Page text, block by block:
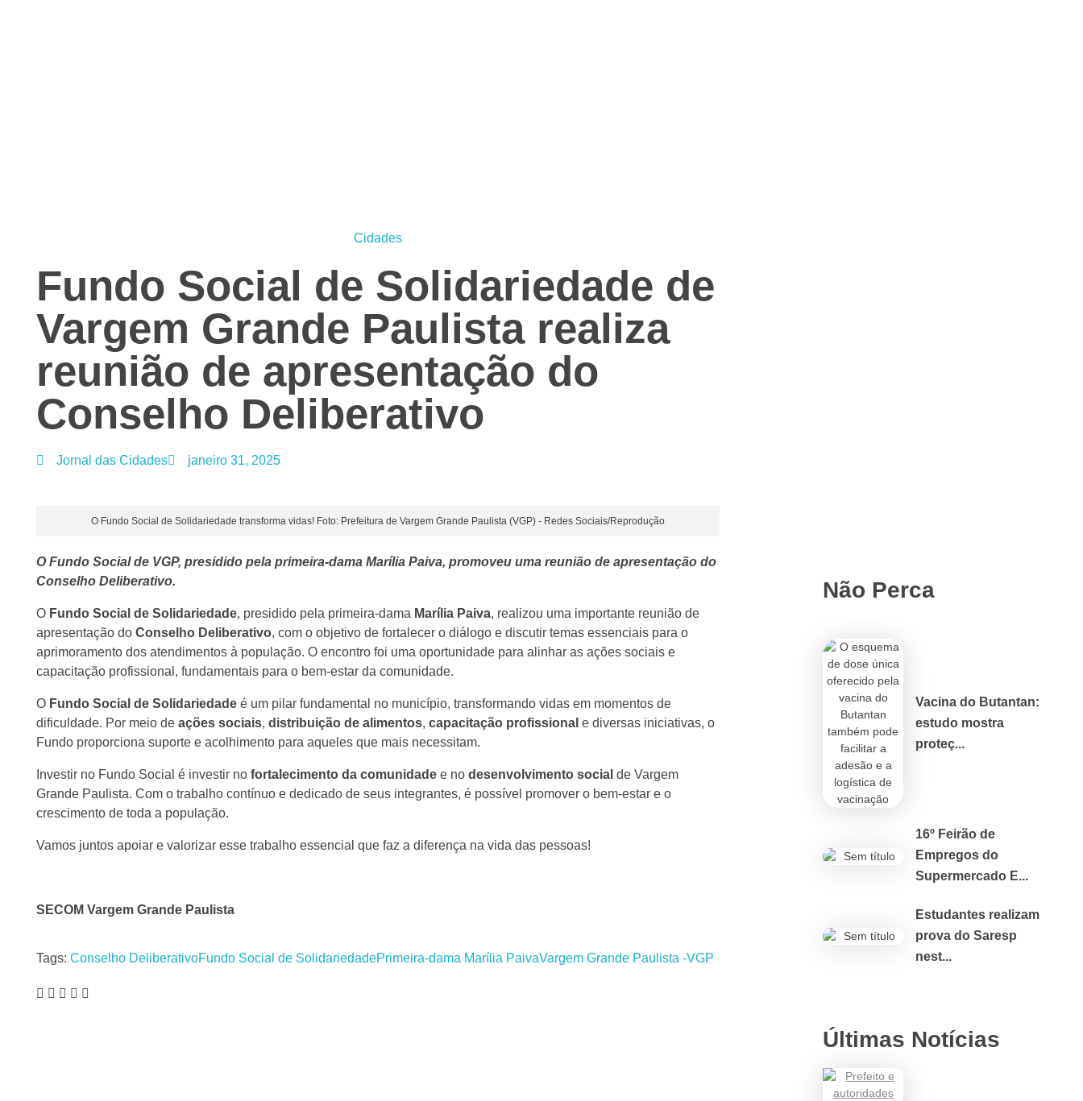
Cidades
Fundo Social de Solidariedade de
Vargem Grande Paulista realiza
reunião de apresentação do
Conselho Deliberativo
Jornal das Cidades janeiro 31, 2025
O Fundo Social de Solidariedade transforma vidas! Foto: Prefeitura de Vargem Grande Paulista (VGP) - Redes Sociais/Reprodução
O Fundo Social de VGP, presidido pela primeira-dama Marília Paiva, promoveu uma reunião de apresentação do
Conselho Deliberativo.
O Fundo Social de Solidariedade, presidido pela primeira-dama Marília Paiva, realizou uma importante reunião de
apresentação do Conselho Deliberativo, com o objetivo de fortalecer o diálogo e discutir temas essenciais para o
aprimoramento dos atendimentos à população. O encontro foi uma oportunidade para alinhar as ações sociais e
capacitação profissional, fundamentais para o bem-estar da comunidade.
O Fundo Social de Solidariedade é um pilar fundamental no município, transformando vidas em momentos de
dificuldade. Por meio de ações sociais, distribuição de alimentos, capacitação profissional e diversas iniciativas, o
Fundo proporciona suporte e acolhimento para aqueles que mais necessitam.
Investir no Fundo Social é investir no fortalecimento da comunidade e no desenvolvimento social de Vargem
Grande Paulista. Com o trabalho contínuo e dedicado de seus integrantes, é possível promover o bem-estar e o
crescimento de toda a população.
Vamos juntos apoiar e valorizar esse trabalho essencial que faz a diferença na vida das pessoas!
SECOM Vargem Grande Paulista
Tags: Conselho DeliberativoFundo Social de SolidariedadePrimeira-dama Marília PaivaVargem Grande Paulista -VGP
Não Perca
Vacina do Butantan:
estudo mostra
proteç...
16º Feirão de
Empregos do
Supermercado E...
Estudantes realizam
prova do Saresp
nest...
Últimas Notícias